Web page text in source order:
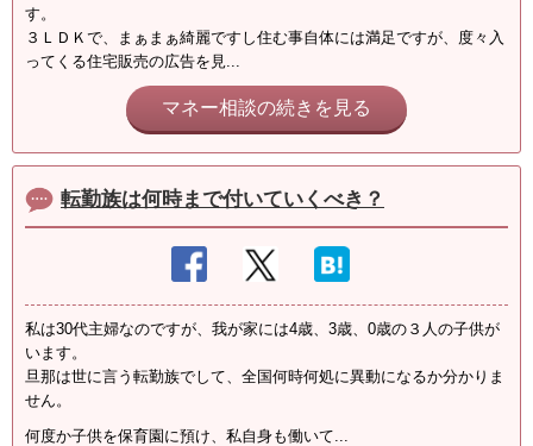
す。
３ＬＤＫで、まぁまぁ綺麗ですし住む事自体には満足ですが、度々入
ってくる住宅販売の広告を見...
マネー相談の続きを見る
転勤族は何時まで付いていくべき？
私は30代主婦なのですが、我が家には4歳、3歳、0歳の３人の子供が
います。
旦那は世に言う転勤族でして、全国何時何処に異動になるか分かりま
せん。
何度か子供を保育園に預け、私自身も働いて...